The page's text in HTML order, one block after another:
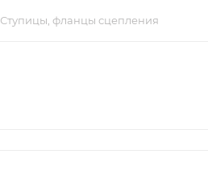
Ступицы, фланцы сцепления